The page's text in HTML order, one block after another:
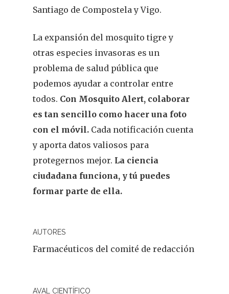
Santiago de Compostela y Vigo.
La expansión del mosquito tigre y
otras especies invasoras es un
problema de salud pública que
podemos ayudar a controlar entre
todos. Con Mosquito Alert, colaborar
es tan sencillo como hacer una foto
con el móvil. Cada notificación cuenta
y aporta datos valiosos para
protegernos mejor. La ciencia
ciudadana funciona, y tú puedes
formar parte de ella.
AUTORES
Farmacéuticos del comité de redacción
AVAL CIENTÍFICO
REVISTA DEL COLEGIO DE
FARMACÉUTICOS DE
Cuídate
Actualidad
¿Sabías
Problemas